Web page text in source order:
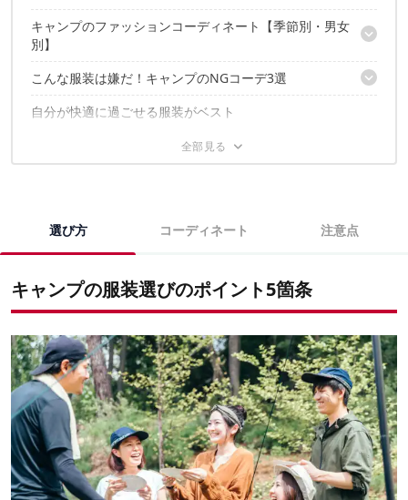
①動きやすい格好にしよう
③虫刺されに注意しよう
④紫外線対策をしよう
⑤燃えにくい素材を選ぼう
キャンプのファッションコーディネート【季節別・男女
別】
春のおすすめコーデ
夏のおすすめコーデ
秋のおすすめコーデ
こんな服装は嫌だ！キャンプのNGコーデ3選
肌の露出が過剰な服
自分が快適に過ごせる服装がベスト
キャンプの服装に関するこちらの記事もおすすめ
選び方 コーディネート 注意点
キャンプの服装選びのポイント5箇条